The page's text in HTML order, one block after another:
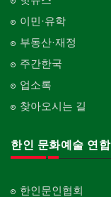
이민·유학
부동산·재정
주간한국
업소록
찾아오시는 길
한인 문화예술 연합
한인문인협회